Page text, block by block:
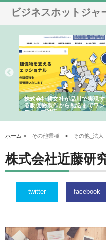
ビジネスホットジャ
株式会社耕文社が品川で実現す
る販促物製作から配送までワン
ストップ対応
ホーム > その他業種 > その他_法人
株式会社近藤研
twitter facebook